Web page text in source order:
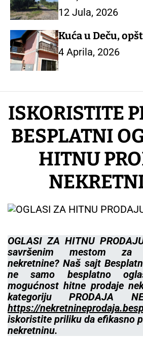
12 Jula, 2026
Kuća u Deču,
4 Aprila, 2026
ISKORISTITE
BESPLATNI
HITNU
OGLASI ZA HITNU
savršenim mestom za
nekretnine? Naš sajt
ne samo besplatno
mogućnost hitne prodaje
kategoriju PRODAJA
https://
iskoristite priliku da efikasno
nekretninu.